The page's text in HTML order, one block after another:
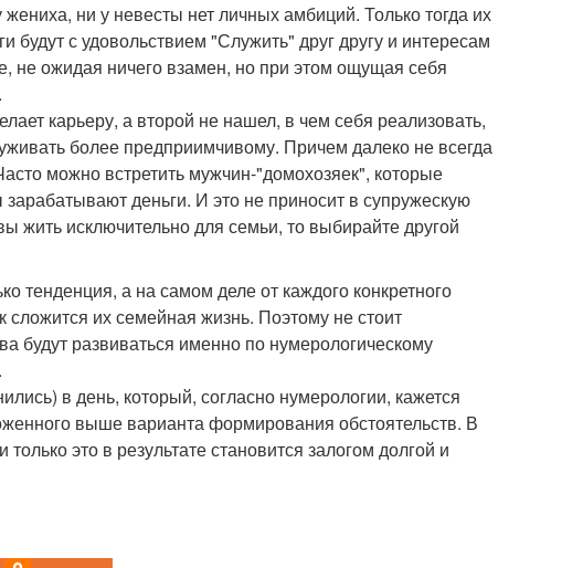
ни у невесты нет личных амбиций. Только тогда их
с удовольствием "Служить" друг другу и интересам
не ожидая ничего взамен, но при этом ощущая себя
карьеру, а второй не нашел, в чем себя реализовать,
более предприимчивому. Причем далеко не всегда
можно встретить мужчин-"домохозяек", которые
деньги. И это не приносит в супружескую
жить исключительно для семьи, то выбирайте другой
тенденция, а на самом деле от каждого конкретного
их семейная жизнь. Поэтому не стоит
будут развиваться именно по нумерологическому
в день, который, согласно нумерологии, кажется
выше варианта формирования обстоятельств. В
это в результате становится залогом долгой и